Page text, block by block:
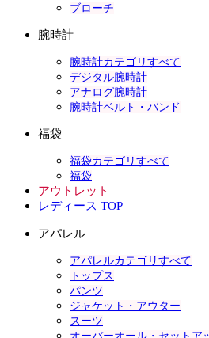
ブローチ
腕時計
腕時計カテゴリすべて
デジタル腕時計
アナログ腕時計
腕時計ベルト・バンド
福袋
福袋カテゴリすべて
福袋
アウトレット
レディース TOP
アパレル
アパレルカテゴリすべて
トップス
パンツ
ジャケット・アウター
スーツ